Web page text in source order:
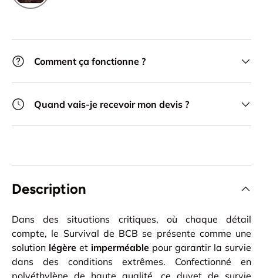
Comment ça fonctionne ?
Quand vais-je recevoir mon devis ?
Description
Dans des situations critiques, où chaque détail
compte, le Survival de BCB se présente comme une
solution légère et imperméable pour garantir la survie
dans des conditions extrêmes. Confectionné en